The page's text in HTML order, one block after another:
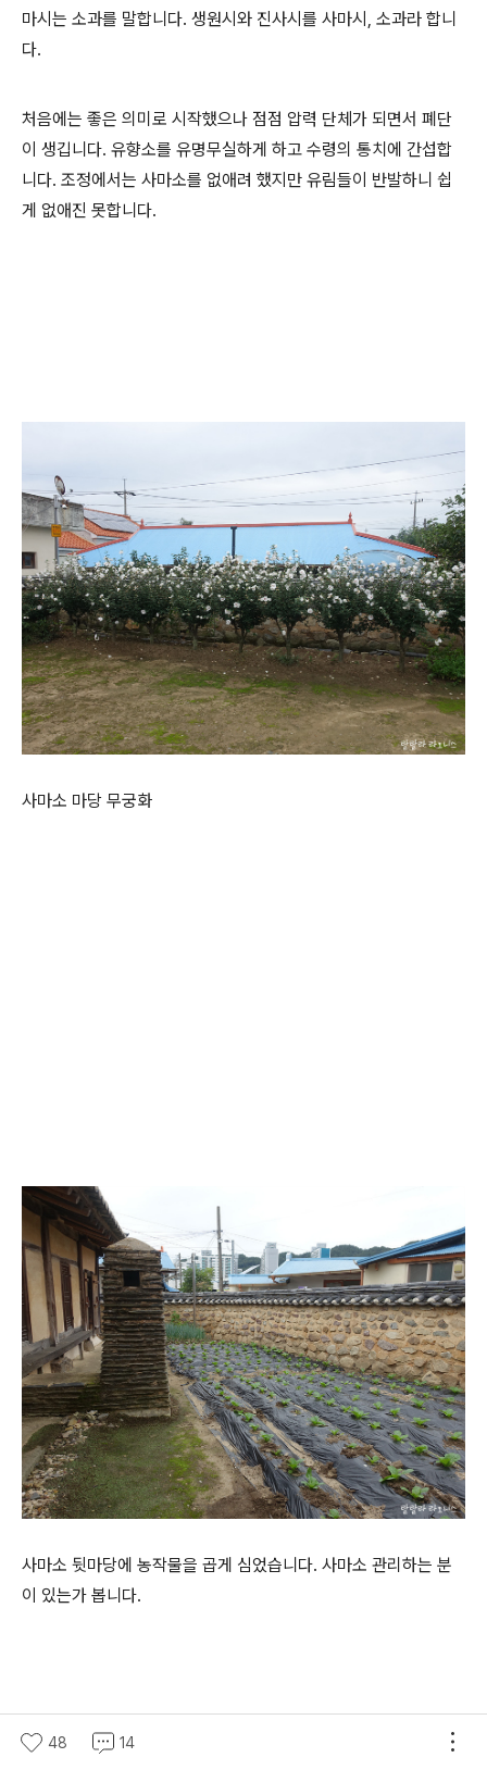
마시는 소과를 말합니다. 생원시와 진사시를 사마시, 소과라 합니
다.
처음에는 좋은 의미로 시작했으나 점점 압력 단체가 되면서 폐단
이 생깁니다. 유향소를 유명무실하게 하고 수령의 통치에 간섭합
니다. 조정에서는 사마소를 없애려 했지만 유림들이 반발하니 쉽
게 없애진 못합니다.
사마소 마당 무궁화
사마소 뒷마당에 농작물을 곱게 심었습니다. 사마소 관리하는 분
이 있는가 봅니다.
48 14